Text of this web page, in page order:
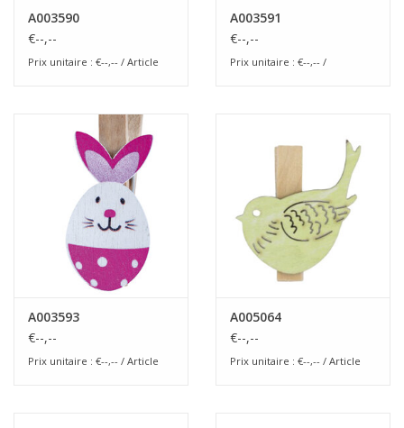
A003590
€--,--
Prix unitaire : €--,-- / Article
A003591
€--,--
Prix unitaire : €--,-- /
A003593
€--,--
Prix unitaire : €--,-- / Article
A005064
€--,--
Prix unitaire : €--,-- / Article